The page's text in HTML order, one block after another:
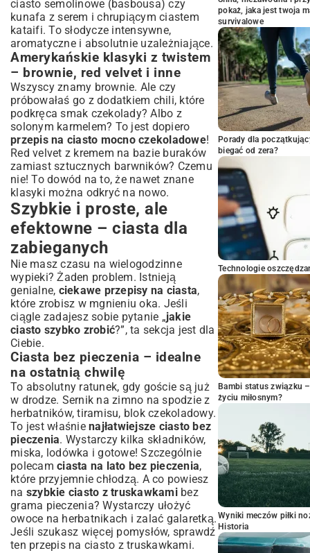
ciasto semolinowe (basbousa) czy
kunafa z serem i chrupiącym ciastem
kataifi. To słodycze intensywne,
aromatyczne i absolutnie uzależniające.
Amerykańskie klasyki z twistem
– brownie, red velvet i inne
Wszyscy znamy brownie. Ale czy
próbowałaś go z dodatkiem chili, które
podkręca smak czekolady? Albo z
solonym karmelem? To jest dopiero
przepis na ciasto mocno czekoladowe!
Red velvet z kremem na bazie buraków
zamiast sztucznych barwników? Czemu
nie! To dowód na to, że nawet znane
klasyki można odkryć na nowo.
Szybkie i proste, ale
efektowne – ciasta dla
zabieganych
Nie masz czasu na wielogodzinne
wypieki? Żaden problem. Istnieją
genialne, ciekawe przepisy na ciasta,
które zrobisz w mgnieniu oka. Jeśli
ciągle zadajesz sobie pytanie „jakie
ciasto szybko zrobić?”, ta sekcja jest dla
Ciebie.
Ciasta bez pieczenia – idealne
na ostatnią chwilę
To absolutny ratunek, gdy goście są już
w drodze. Sernik na zimno na spodzie z
herbatników, tiramisu, blok czekoladowy.
To jest właśnie najłatwiejsze ciasto bez
pieczenia. Wystarczy kilka składników,
miska, lodówka i gotowe! Szczególnie
polecam ciasta na lato bez pieczenia,
które przyjemnie chłodzą. A co powiesz
na szybkie ciasto z truskawkamibez
grama pieczenia? Wystarczy ułożyć
owoce na herbatnikach i zalać galaretką.
Jeśli szukasz więcej pomysłów, sprawdź
ten przepis na ciasto z truskawkami.
pokaż, jaka jest twoja
survivalowe
Porady dla
biegać od zera?
Technologie
Bambi status związku
życiu miłosnym?
Wyniki meczów piłki
Historia